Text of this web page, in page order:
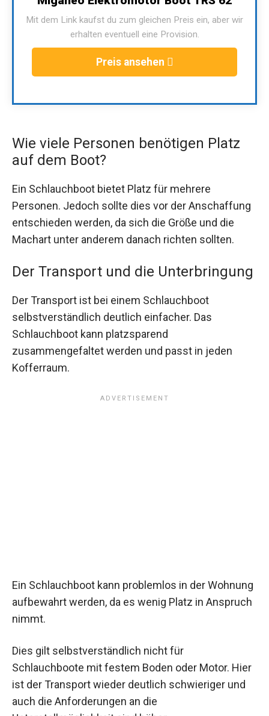
Mit dem Link kaufst du zum gleichen Preis ein, aber wir
erhalten eventuell eine Provision.
Preis ansehen
Wie viele Personen benötigen Platz
auf dem Boot?
Ein Schlauchboot bietet Platz für mehrere
Personen. Jedoch sollte dies vor der Anschaffung
entschieden werden, da sich die Größe und die
Machart unter anderem danach richten sollten.
Der Transport und die Unterbringung
Der Transport ist bei einem Schlauchboot
selbstverständlich deutlich einfacher. Das
Schlauchboot kann platzsparend
zusammengefaltet werden und passt in jeden
Kofferraum.
Ein Schlauchboot kann problemlos in der Wohnung
aufbewahrt werden, da es wenig Platz in Anspruch
nimmt.
Dies gilt selbstverständlich nicht für
Schlauchboote mit festem Boden oder Motor. Hier
ist der Transport wieder deutlich schwieriger und
auch die Anforderungen an die